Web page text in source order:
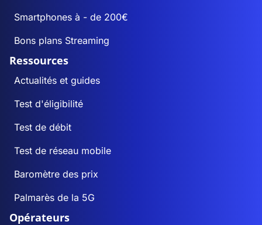
Smartphones à - de 200€
Bons plans Streaming
Ressources
Actualités et guides
Test d'éligibilité
Test de débit
Test de réseau mobile
Baromètre des prix
Palmarès de la 5G
Opérateurs